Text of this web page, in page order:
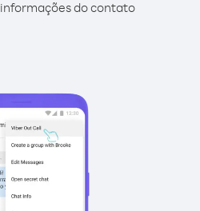
do contato